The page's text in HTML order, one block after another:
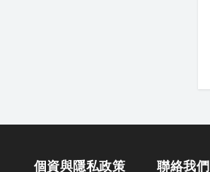
個資與隱私政策 聯絡我們